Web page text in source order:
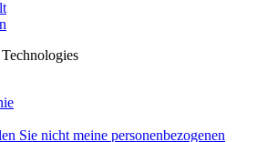
Sie nicht meine personenbezogenen